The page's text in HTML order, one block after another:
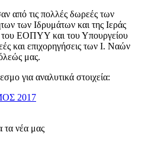
από τις πολλές δωρεές των
των Ιδρυμάτων και της Ιεράς
ΕΟΠΥΥ και του Υπουργείου
και επιχορηγήσεις των Ι. Ναών
μας.
για αναλυτικά στοιχεία:
2017
τα νέα μας